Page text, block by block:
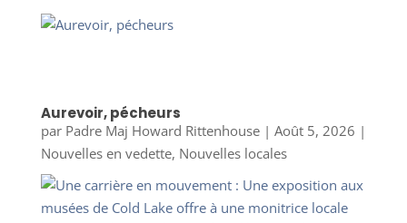
Aurevoir, pécheurs
par Padre Maj Howard Rittenhouse| Août 5, 2026 |
Nouvelles en vedette, Nouvelles locales